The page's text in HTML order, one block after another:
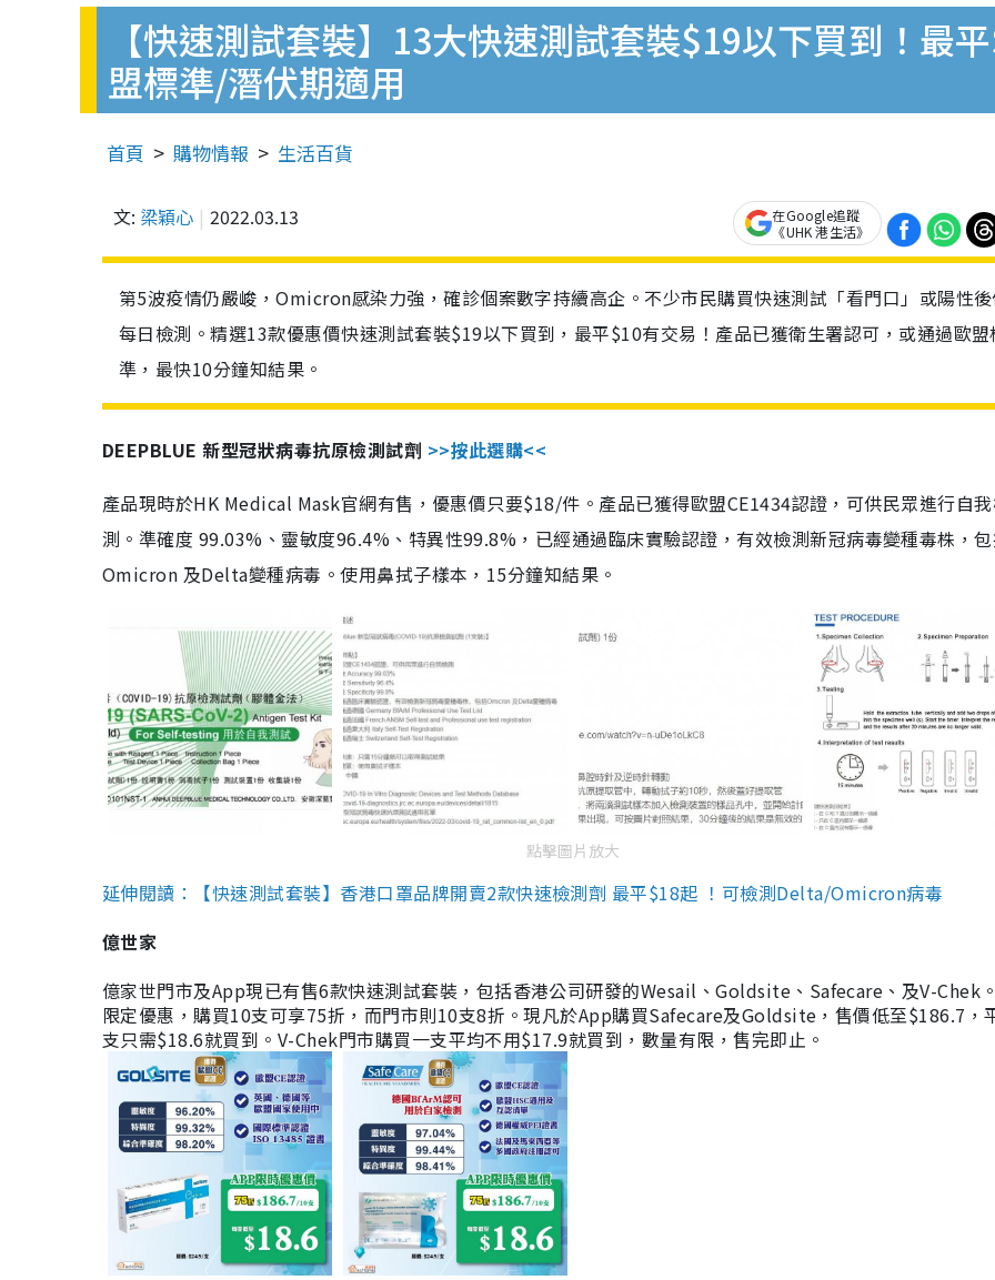
【快速測試套裝】13大快速測試套裝$19以下買到！最
盟標準/潛伏期適用
首頁 購物情報 生活百貨
文: 梁穎心 2022.03.13
在Google追蹤
《UHK 港生活》
第5波疫情仍嚴峻，Omicron感染力強，確診個案數字持續高企。不少市民購買快速測試「看門口」或陽性
每日檢測。精選13款優惠價快速測試套裝$19以下買到，最平$10有交易！產品已獲衛生署認可，或通過歐盟
準，最快10分鐘知結果。
DEEPBLUE 新型冠狀病毒抗原檢測試劑 >>按此選購<<
產品現時於HK Medical Mask官網有售，優惠價只要$18/件。產品已獲得歐盟CE1434認證，可供民眾進行自
測。準確度 99.03%、靈敏度96.4%、特異性99.8%，已經通過臨床實驗認證，有效檢測新冠病毒變種毒株，
Omicron 及Delta變種病毒。使用鼻拭子樣本，15分鐘知結果。
點擊圖片放大
延伸閱讀：【快速測試套裝】香港口罩品牌開賣2款快速檢測劑 最平$18起 ！可檢測Delta/Omicron病毒
億世家
億家世門市及App現已有售6款快速測試套裝，包括香港公司研發的Wesail、Goldsite、Safecare、及V-Chek
限定優惠，購買10支可享75折，而門市則10支8折。現凡於App購買Safecare及Goldsite，售價低至$186.7，
支只需$18.6就買到。V-Chek門市購買一支平均不用$17.9就買到，數量有限，售完即止。